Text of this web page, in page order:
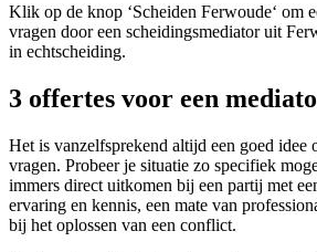
Klik op de knop ‘Scheiden Ferwoude‘ om
vragen door een scheidingsmediator uit
in echtscheiding.
3 offertes voor een
Het is vanzelfsprekend altijd een goed idee
vragen. Probeer je situatie zo specifiek
immers direct uitkomen bij een partij met
ervaring en kennis, een mate van
bij het oplossen van een conflict.